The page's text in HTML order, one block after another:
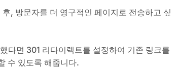
후, 방문자를 더 영구적인 페이지로 전송하고 싶
다면 301 리다이렉트를 설정하여 기존 링크를
수 있도록 해줍니다.